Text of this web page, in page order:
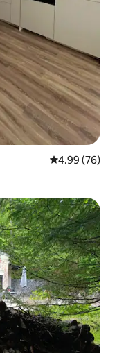
คะแนนเฉลี่ย
4.99 (76)